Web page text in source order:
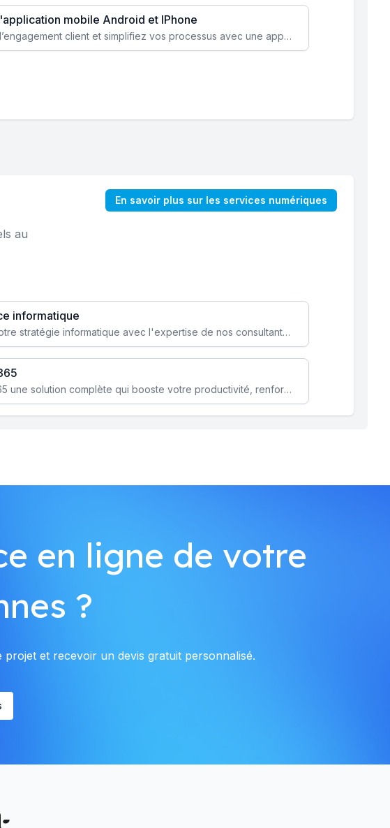
mobile Android et IPhone
Augmentez l’engagement client et simplifiez vos processus avec une application mobile sur mesure, disponible sur iOS et Android.
En savoir plus sur les services numériques
au
informatique
Optimisez votre stratégie informatique avec l'expertise de nos consultants pour améliorer votre efficacité et sécurité.
Microsoft 365 une solution complète qui booste votre productivité, renforce la sécurité de vos données et facilite la collaboration.
en ligne de votre
?
et recevoir un devis gratuit personnalisé.